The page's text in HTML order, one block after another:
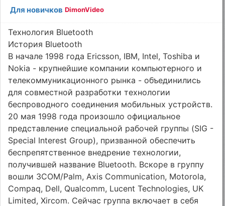
Для новичков DimonVideo
Технология Bluetooth
История Bluetooth
В начале 1998 года Ericsson, IBM, Intel, Toshiba и
Nokia - крупнейшие компании компьютерного и
телекоммуникационного рынка - объединились
для совместной разработки технологии
беспроводного соединения мобильных устройств.
20 мая 1998 года произошло официальное
представление специальной рабочей группы (SIG -
Special Interest Group), призванной обеспечить
беспрепятственное внедрение технологии,
получившей название Bluetooth. Вскоре в группу
вошли 3COM/Palm, Axis Communication, Motorola,
Compaq, Dell, Qualcomm, Lucent Technologies, UK
Limited, Xircom. Сейчас группа включает в себя